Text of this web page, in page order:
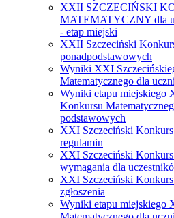
XXII SZCZECIŃSKI
MATEMATYCZNY dla
- etap miejski
XXII Szczeciński
ponadpodstawowych
Wyniki XXI
Matematycznego dla
Wyniki etapu miejskiego
Konkursu
podstawowych
XXI Szczeciński
regulamin
XXI Szczeciński
wymagania dla
XXI Szczeciński
zgłoszenia
Wyniki etapu miejskiego